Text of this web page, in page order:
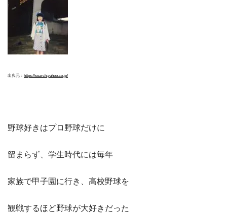
出典元： https://search.yahoo.co.jp/
野球好きはプロ野球だけに
留まらず、学生時代には毎年
家族で甲子園に行き、高校野球を
観戦するほど野球が大好きだった